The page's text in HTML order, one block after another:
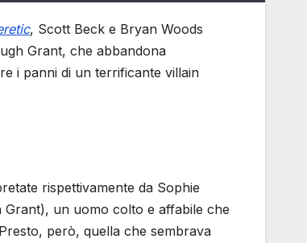
, Scott Beck e Bryan Woods
Grant, che abbandona
i panni di un terrificante villain
rispettivamente da Sophie
Grant), un uomo colto e affabile che
però, quella che sembrava